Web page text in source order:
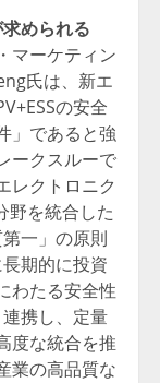
められる
マーケティン
氏は、新エ
の安全
」であると強
ークスルーで
レクトロニク
野を統合した
一」の原則
期的に投資
わたる安全性
携し、定量
度な統合を推
業の高品質な